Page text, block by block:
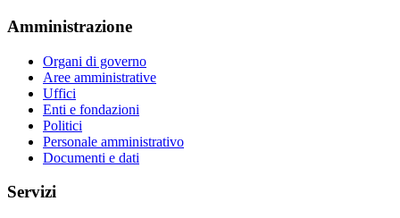
Amministrazione
Organi di governo
Aree amministrative
Uffici
Enti e fondazioni
Politici
Personale amministrativo
Documenti e dati
Servizi